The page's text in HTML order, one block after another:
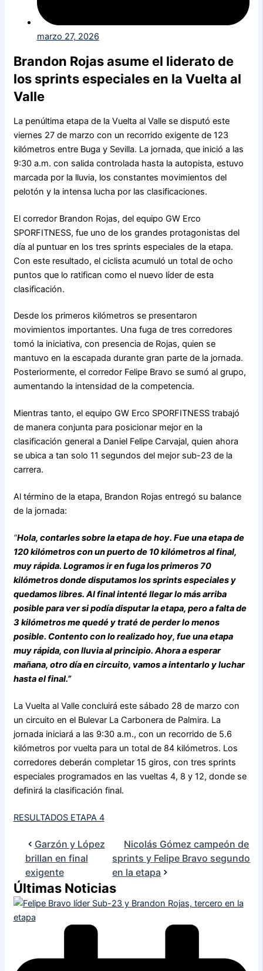
marzo 27, 2026
Brandon Rojas asume el liderato de
los sprints especiales en la Vuelta al
Valle
La penúltima etapa de la Vuelta al Valle se disputó este
viernes 27 de marzo con un recorrido exigente de 123
kilómetros entre Buga y Sevilla. La jornada, que inició a las
9:30 a.m. con salida controlada hasta la autopista, estuvo
marcada por la lluvia, los constantes movimientos del
pelotón y la intensa lucha por las clasificaciones.
El corredor Brandon Rojas, del equipo GW Erco
SPORFITNESS, fue uno de los grandes protagonistas del
día al puntuar en los tres sprints especiales de la etapa.
Con este resultado, el ciclista acumuló un total de ocho
puntos que lo ratifican como el nuevo líder de esta
clasificación.
Desde los primeros kilómetros se presentaron
movimientos importantes. Una fuga de tres corredores
tomó la iniciativa, con presencia de Rojas, quien se
mantuvo en la escapada durante gran parte de la jornada.
Posteriormente, el corredor Felipe Bravo se sumó al grupo,
aumentando la intensidad de la competencia.
Mientras tanto, el equipo GW Erco SPORFITNESS trabajó
de manera conjunta para posicionar mejor en la
clasificación general a Daniel Felipe Carvajal, quien ahora
se ubica a tan solo 11 segundos del mejor sub-23 de la
carrera.
Al término de la etapa, Brandon Rojas entregó su balance
de la jornada:
“Hola, contarles sobre la etapa de hoy. Fue una etapa de
120 kilómetros con un puerto de 10 kilómetros al final,
muy rápida. Logramos ir en fuga los primeros 70
kilómetros donde disputamos los sprints especiales y
quedamos libres. Al final intenté llegar lo más arriba
posible para ver si podía disputar la etapa, pero a falta de
3 kilómetros me quedé y traté de perder lo menos
posible. Contento con lo realizado hoy, fue una etapa
muy rápida, con lluvia al principio. Ahora a esperar
mañana, otro día en circuito, vamos a intentarlo y luchar
hasta el final.”
La Vuelta al Valle concluirá este sábado 28 de marzo con
un circuito en el Bulevar La Carbonera de Palmira. La
jornada iniciará a las 9:30 a.m., con un recorrido de 5.6
kilómetros por vuelta para un total de 84 kilómetros. Los
corredores deberán completar 15 giros, con tres sprints
especiales programados en las vueltas 4, 8 y 12, donde se
definirá la clasificación final.
RESULTADOS ETAPA 4
Garzón y López
brillan en final
exigente
Nicolás Gómez campeón de
sprints y Felipe Bravo segundo
en la etapa
Últimas Noticias